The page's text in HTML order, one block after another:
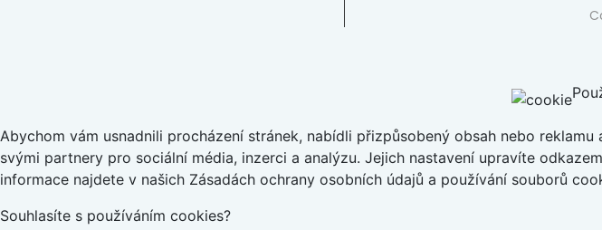
Abychom vám usnadnili procházení stránek, nabídli přizpůsobený obsah nebo
svými partnery pro sociální média, inzerci a analýzu. Jejich nastavení upravíte
informace najdete v našich Zásadách ochrany osobních údajů a používání souborů
Souhlasíte s používáním cookies?